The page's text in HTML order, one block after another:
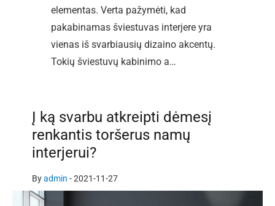
elementas. Verta pažymėti, kad
pakabinamas šviestuvas interjere yra
vienas iš svarbiausių dizaino akcentų.
Tokių šviestuvų kabinimo a…
Į ką svarbu atkreipti dėmesį
renkantis toršerus namų
interjerui?
Byadmin -2021-11-27